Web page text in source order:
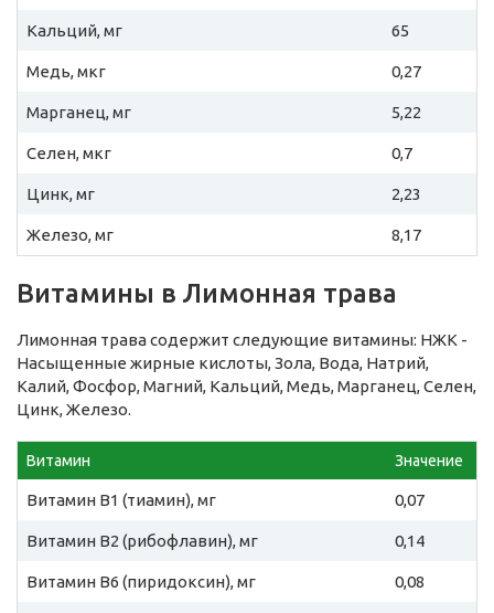
Кальций, мг 65
Медь, мкг 0,27
Марганец, мг 5,22
Селен, мкг 0,7
Цинк, мг 2,23
Железо, мг 8,17
Витамины в Лимонная трава
Лимонная трава содержит следующие витамины: НЖК -
Насыщенные жирные кислоты, Зола, Вода, Натрий,
Калий, Фосфор, Магний, Кальций, Медь, Марганец, Селен,
Цинк, Железо.
Витамин Значение
Витамин B1 (тиамин), мг 0,07
Витамин B2 (рибофлавин), мг 0,14
Витамин B6 (пиридоксин), мг 0,08